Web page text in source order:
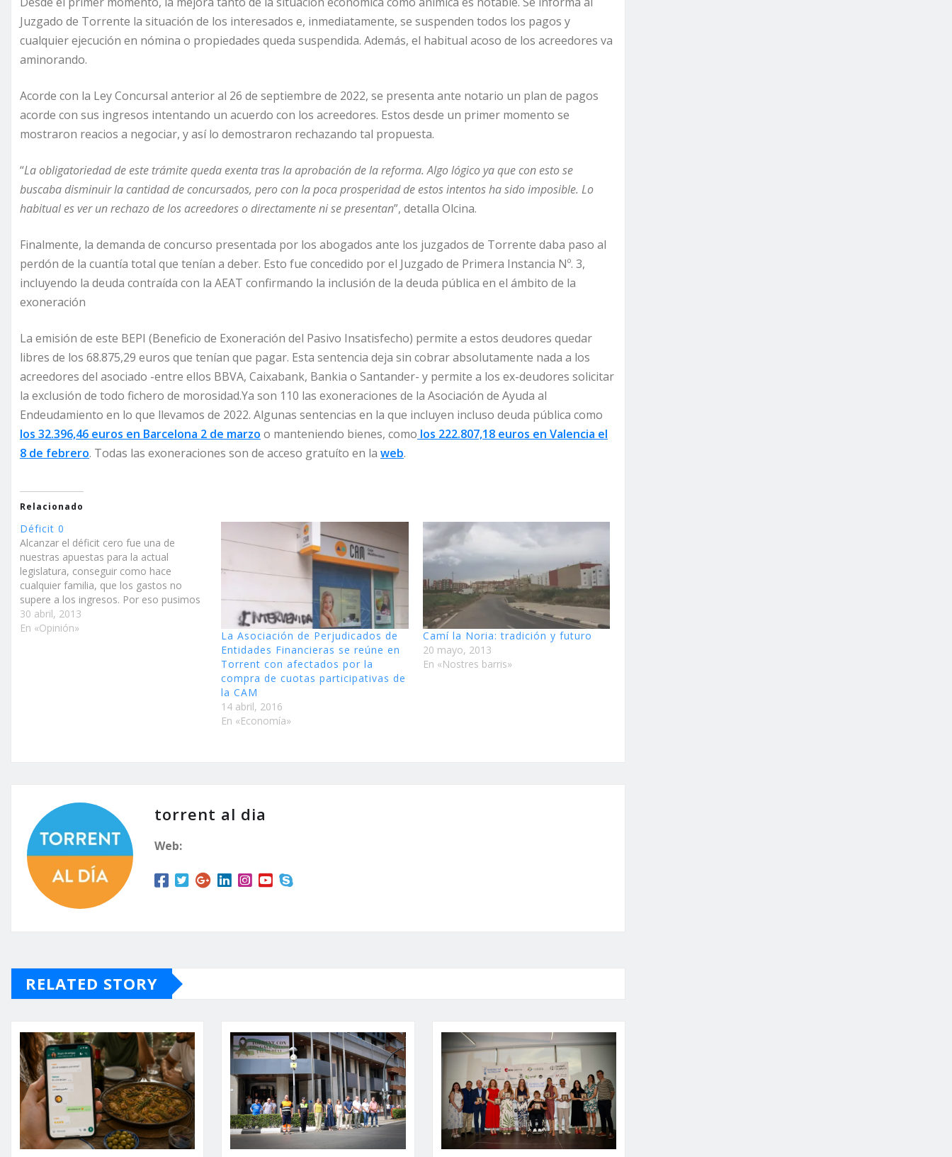
Juzgado de Torrente la situación de los interesados e, inmediatamente, se suspenden todos los pagos y
cualquier ejecución en nómina o propiedades queda suspendida. Además, el habitual acoso de los acreedores va
aminorando.
Acorde con la Ley Concursal anterior al 26 de septiembre de 2022, se presenta ante notario un plan de pagos
acorde con sus ingresos intentando un acuerdo con los acreedores. Estos desde un primer momento se
mostraron reacios a negociar, y así lo demostraron rechazando tal propuesta.
“La obligatoriedad de este trámite queda exenta tras la aprobación de la reforma. Algo lógico ya que con esto se
buscaba disminuir la cantidad de concursados, pero con la poca prosperidad de estos intentos ha sido imposible. Lo
habitual es ver un rechazo de los acreedores o directamente ni se presentan”, detalla Olcina.
Finalmente, la demanda de concurso presentada por los abogados ante los juzgados de Torrente daba paso al
perdón de la cuantía total que tenían a deber. Esto fue concedido por el Juzgado de Primera Instancia Nº. 3,
incluyendo la deuda contraída con la AEAT confirmando la inclusión de la deuda pública en el ámbito de la
exoneración
La emisión de este BEPI (Beneficio de Exoneración del Pasivo Insatisfecho) permite a estos deudores quedar
libres de los 68.875,29 euros que tenían que pagar. Esta sentencia deja sin cobrar absolutamente nada a los
acreedores del asociado -entre ellos BBVA, Caixabank, Bankia o Santander- y permite a los ex-deudores solicitar
la exclusión de todo fichero de morosidad.Ya son 110 las exoneraciones de la Asociación de Ayuda al
Endeudamiento en lo que llevamos de 2022. Algunas sentencias en la que incluyen incluso deuda pública como
los 32.396,46 euros en Barcelona 2 de marzo o manteniendo bienes, como los 222.807,18 euros en Valencia el
8 de febrero. Todas las exoneraciones son de acceso gratuíto en la web.
Relacionado
Déficit 0
Alcanzar el déficit cero fue una de
nuestras apuestas para la actual
legislatura, conseguir como hace
cualquier familia, que los gastos no
supere a los ingresos. Por eso pusimos
en marcha el Plan de Austeridad en
2011 y dos años antes del plazo que
30 abril, 2013
En «Opinión»
La Asociación de Perjudicados de
Entidades Financieras se reúne en
Torrent con afectados por la
compra de cuotas participativas de
la CAM
14 abril, 2016
En «Economía»
Camí la Noria: tradición y futuro
20 mayo, 2013
En «Nostres barris»
torrent al dia
Web:
RELATED STORY